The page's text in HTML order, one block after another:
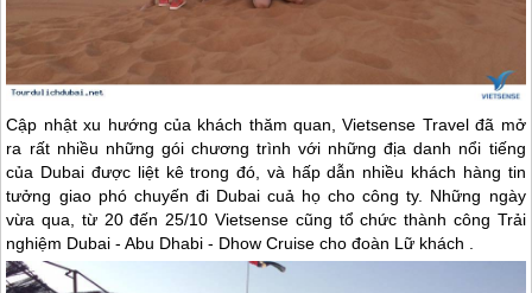
Cập nhật xu hướng của khách thăm quan, Vietsense Travel đã mở
ra rất nhiều những gói chương trình với những địa danh nổi tiếng
của Dubai được liệt kê trong đó, và hấp dẫn nhiều khách hàng tin
tưởng giao phó chuyến đi Dubaicuả họ cho công ty. Những ngày
vừa qua, từ 20 đến 25/10 Vietsense cũng tổ chức thành công Trải
nghiệm Dubai - Abu Dhabi - Dhow Cruise cho đoàn Lữ khách .